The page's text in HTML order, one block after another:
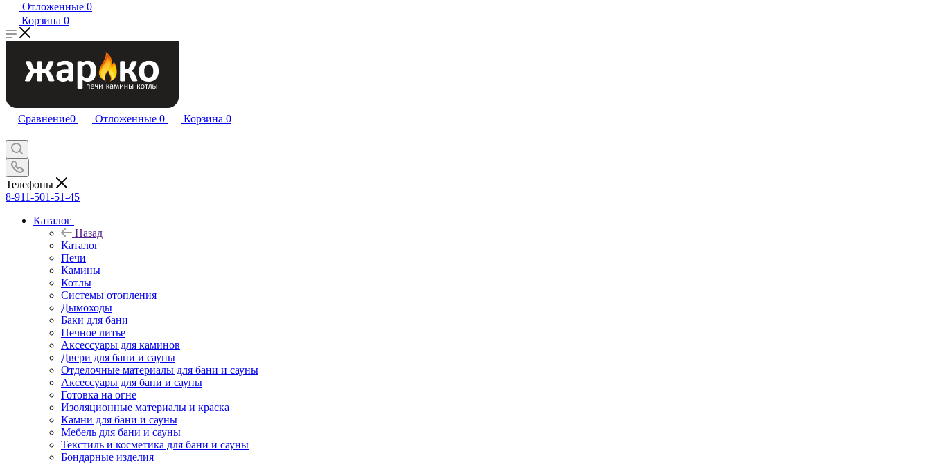
Отложенные 0
Корзина 0
Сравнение0 Отложенные 0 Корзина 0
Телефоны
8-911-501-51-45
Каталог
Назад
Каталог
Печи
Камины
Котлы
Системы отопления
Дымоходы
Баки для бани
Печное литье
Аксессуары для каминов
Двери для бани и сауны
Отделочные материалы для бани и сауны
Аксессуары для бани и сауны
Готовка на огне
Изоляционные материалы и краска
Камни для бани и сауны
Мебель для бани и сауны
Текстиль и косметика для бани и сауны
Бондарные изделия